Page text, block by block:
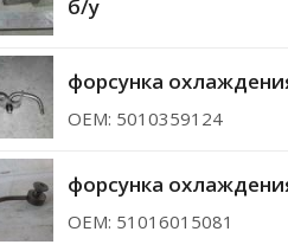
б/у
форсунка
ОЕМ: 5010359124
форсунка
ОЕМ: 51016015081